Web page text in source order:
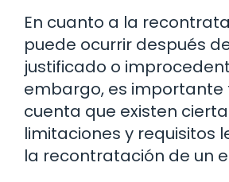
En cuanto a la
puede ocurrir después
justificado o
embargo, es importante
cuenta que existen
limitaciones y requisitos
la recontratación de un